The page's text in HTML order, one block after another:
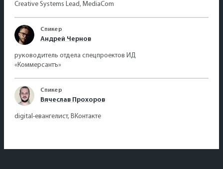
Creative Systems Lead, MediaCom
Спикер
Андрей Чернов
руководитель отдела спецпроектов ИД
«Коммерсантъ»
Спикер
Вячеслав Прохоров
digital-евангелист, ВКонтакте